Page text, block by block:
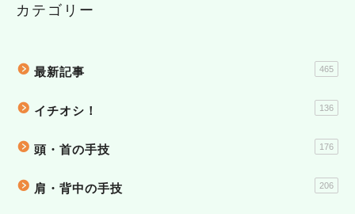
カテゴリー
最新記事 465
イチオシ！ 136
頭・首の手技 176
肩・背中の手技 206